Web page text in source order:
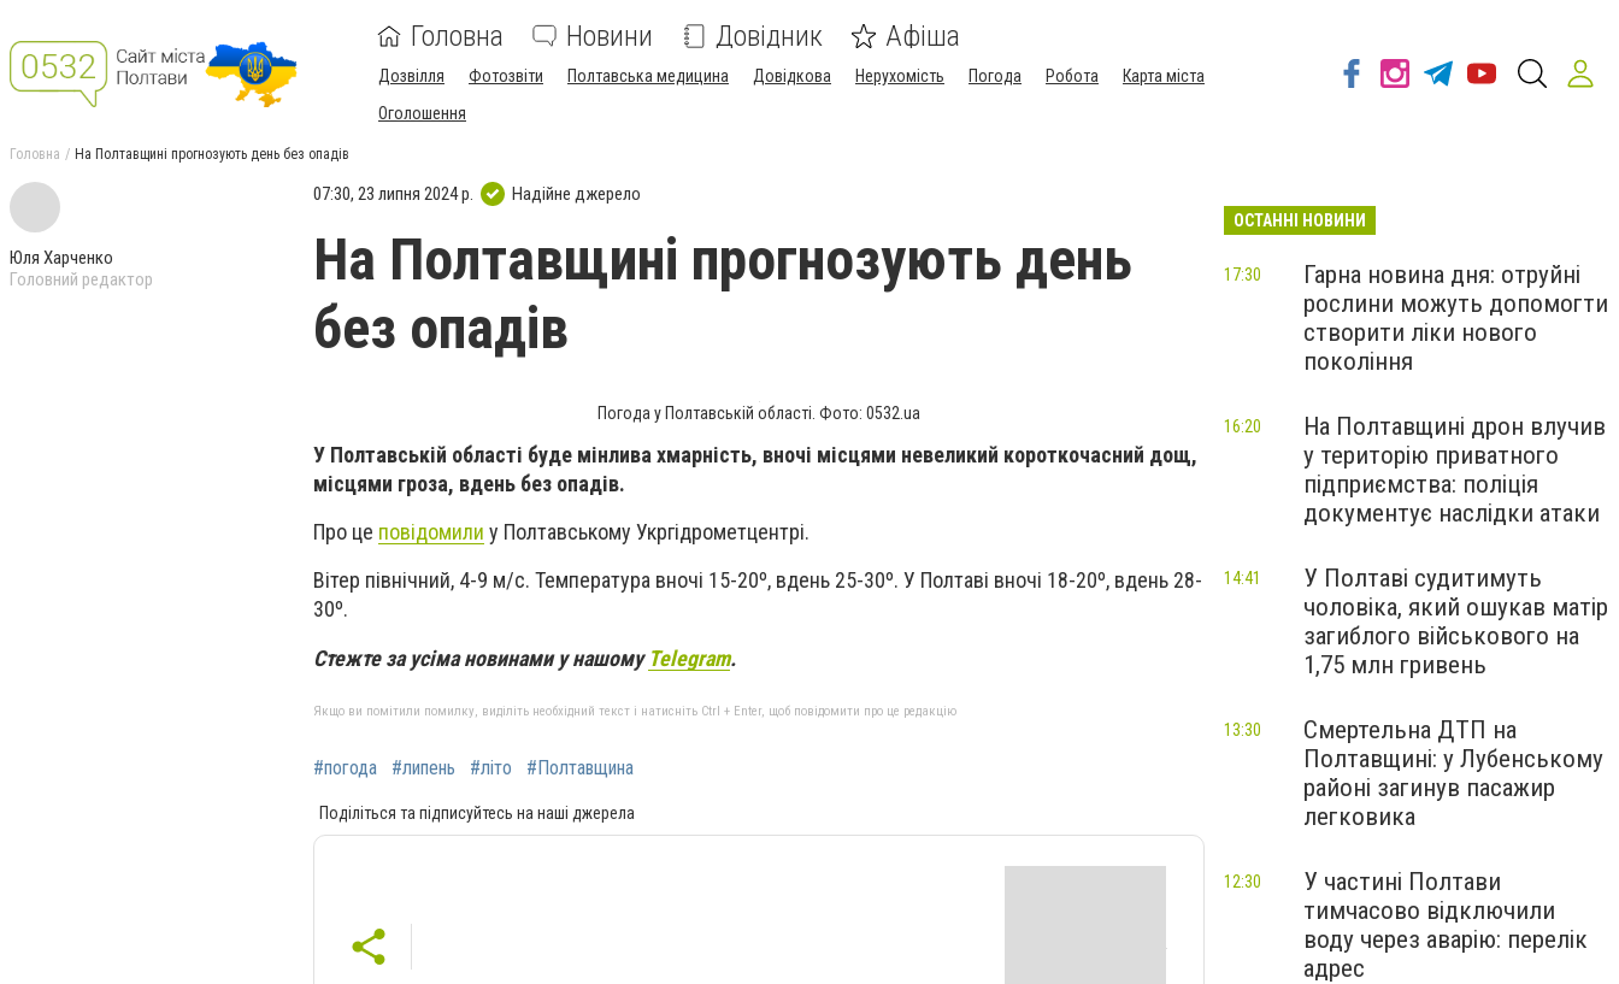
Головна Новини Довідник Афіша
Дозвілля Фотозвіти Полтавська медицина Довідкова Нерухомість Погода Робота
Карта міста
Оголошення
Головна На Полтавщині прогнозують день без опадів
Юля Харченко
Головний редактор
07:30, 23 липня 2024 р. Надійне джерело
На Полтавщині прогнозують день
без опадів
Погода у Полтавській області. Фото: 0532.ua
У Полтавській області буде мінлива хмарність, вночі місцями невеликий короткочасний дощ,
місцями гроза, вдень без опадів.
Про це повідомили у Полтавському Укргідрометцентрі.
Вітер північний, 4-9 м/с. Температура вночі 15-20º, вдень 25-30º. У Полтаві вночі 18-20º, вдень 28-
30º.
Стежте за усіма новинами у нашому Telegram.
Якщо ви помітили помилку, виділіть необхідний текст і натисніть Ctrl + Enter, щоб повідомити про це редакцію
#погода #липень #літо #Полтавщина
Поділіться та підписуйтесь на наші джерела
ОСТАННІ НОВИНИ
Гарна новина дня: отруйні
рослини можуть допомогти
створити ліки нового
покоління
17:30
На Полтавщині дрон влучив
у територію приватного
підприємства: поліція
документує наслідки атаки
16:20
У Полтаві судитимуть
чоловіка, який ошукав матір
загиблого військового на
1,75 млн гривень
14:41
Смертельна ДТП на
Полтавщині: у Лубенському
районі загинув пасажир
легковика
13:30
У частині Полтави
тимчасово відключили
воду через аварію: перелік
адрес
12:30